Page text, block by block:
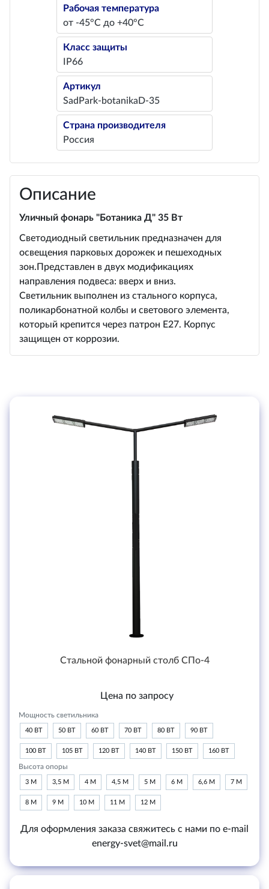
Рабочая температура
от -45°С до +40°С
Класс защиты
IP66
Артикул
SadPark-botanikaD-35
Страна производителя
Россия
Описание
Уличный фонарь "Ботаника Д" 35 Вт
Светодиодный светильник предназначен для
освещения парковых дорожек и пешеходных
зон.Представлен в двух модификациях
направления подвеса: вверх и вниз.
Светильник выполнен из стального корпуса,
поликарбонатной колбы и светового элемента,
который крепится через патрон Е27. Корпус
защищен от коррозии.
Стальной фонарный столб СПо-4
Цена по запросу
Мощность светильника
40 ВТ 50 ВТ 60 ВТ 70 ВТ 80 ВТ 90 ВТ
100 ВТ 105 ВТ 120 ВТ 140 ВТ 150 ВТ 160 ВТ
Высота опоры
3 М 3,5 М 4 М 4,5 М 5 М 6 М 6,6 М 7 М
8 М 9 М 10 М 11 М 12 М
Для оформления заказа свяжитесь с нами по e-mail
energy-svet@mail.ru